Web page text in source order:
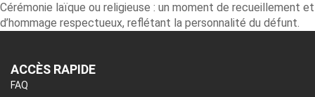
Cérémonie laïque ou religieuse : un moment de recueillement et
d’hommage respectueux, reflétant la personnalité du défunt.
ACCÈS RAPIDE
FAQ